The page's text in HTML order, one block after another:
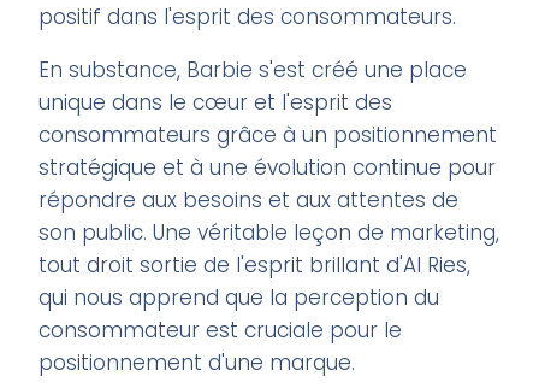
positif dans l'esprit des consommateurs.
En substance, Barbie s'est créé une place
unique dans le cœur et l'esprit des
consommateurs grâce à un positionnement
stratégique et à une évolution continue pour
répondre aux besoins et aux attentes de
son public. Une véritable leçon de marketing,
tout droit sortie de l'esprit brillant d'Al Ries,
qui nous apprend que la perception du
consommateur est cruciale pour le
positionnement d'une marque.